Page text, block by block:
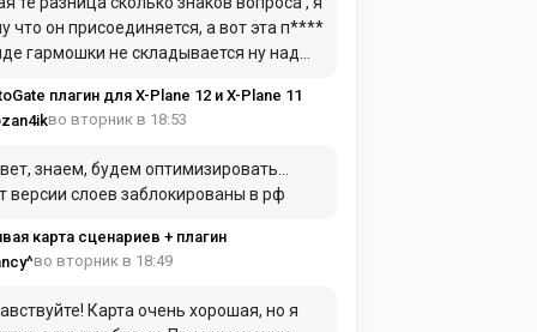
что он присоединяется, а вот эта п****
гармошки не складывается ну над
плагин для X-Plane 12 и X-Plane 11
во вторник в 18:53
знаем, будем оптимизировать…
версии слоев заблокированы в рф
карта сценариев + плагин
во вторник в 18:49
Карта очень хорошая, но я